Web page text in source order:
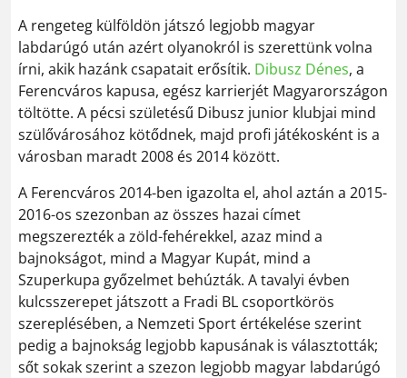
A rengeteg külföldön játszó legjobb magyar
labdarúgó után azért olyanokról is szerettünk volna
írni, akik hazánk csapatait erősítik. Dibusz Dénes, a
Ferencváros kapusa, egész karrierjét Magyarországon
töltötte. A pécsi születésű Dibusz junior klubjai mind
szülővárosához kötődnek, majd profi játékosként is a
városban maradt 2008 és 2014 között.
A Ferencváros 2014-ben igazolta el, ahol aztán a 2015-
2016-os szezonban az összes hazai címet
megszerezték a zöld-fehérekkel, azaz mind a
bajnokságot, mind a Magyar Kupát, mind a
Szuperkupa győzelmet behúzták. A tavalyi évben
kulcsszerepet játszott a Fradi BL csoportkörös
szereplésében, a Nemzeti Sport értékelése szerint
pedig a bajnokság legjobb kapusának is választották;
sőt sokak szerint a szezon legjobb magyar labdarúgó